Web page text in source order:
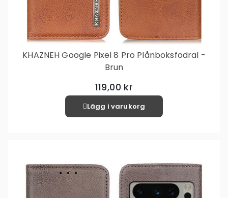
KHAZNEH Google Pixel 8 Pro Plånboksfodral -
Brun
119,00 kr
Lägg i varukorg